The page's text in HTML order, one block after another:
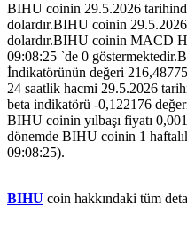
BIHU coinin 29.5.2026
dolardır.BIHU coinin
dolardır.BIHU coinin MACD
09:08:25 `de 0
İndikatörünün değeri
24 saatlik hacmi 29.5.2026
beta indikatörü -0,122176
BIHU coinin yılbaşı fiyatı
dönemde BIHU coinin 1
09:08:25).
BIHU coin hakkındaki tüm